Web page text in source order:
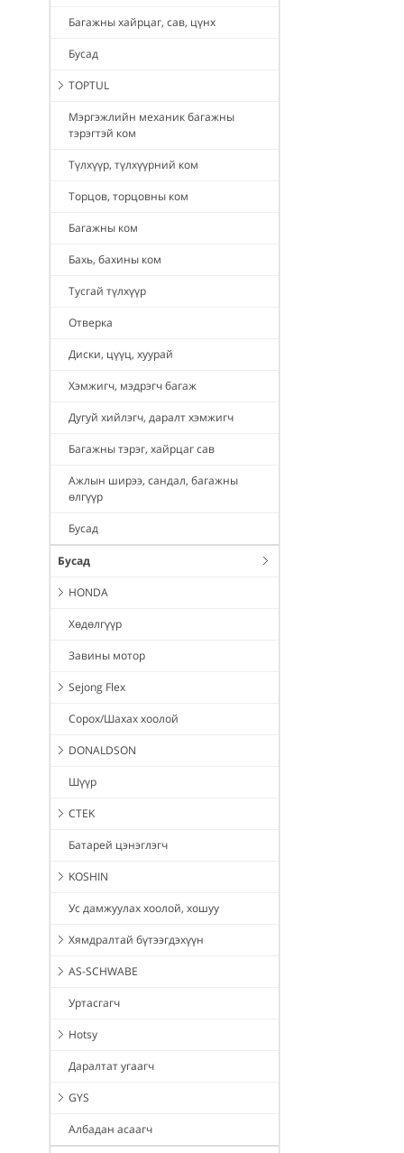
Багажны хайрцаг, сав, цүнх
Бусад
TOPTUL
Мэргэжлийн механик багажны
тэрэгтэй ком
Түлхүүр, түлхүүрний ком
Торцов, торцовны ком
Багажны ком
Бахь, бахины ком
Тусгай түлхүүр
Отверка
Диски, цүүц, хуурай
Хэмжигч, мэдрэгч багаж
Дугуй хийлэгч, даралт хэмжигч
Багажны тэрэг, хайрцаг сав
Ажлын ширээ, сандал, багажны
өлгүүр
Бусад
Бусад
HONDA
Хөдөлгүүр
Завины мотор
Sejong Flex
Сорох/Шахах хоолой
DONALDSON
Шүүр
CTEK
Батарей цэнэглэгч
KOSHIN
Ус дамжуулах хоолой, хошуу
Хямдралтай бүтээгдэхүүн
AS-SCHWABE
Уртасгагч
Hotsy
Даралтат угаагч
GYS
Албадан асаагч